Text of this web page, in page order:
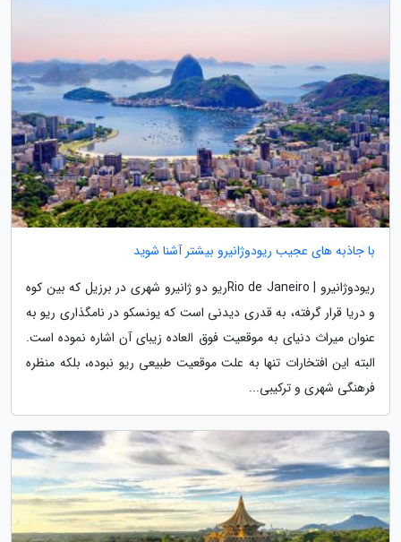
با جاذبه های عجیب ریودوژانیرو بیشتر آشنا شوید
ریودوژانیرو | Rio de Janeiroریو دو ژانیرو شهری در برزیل که بین کوه
و دریا قرار گرفته، به قدری دیدنی است که یونسکو در نامگذاری ریو به
عنوان میراث دنیای به موقعیت فوق العاده زیبای آن اشاره نموده است.
البته این افتخارات تنها به علت موقعیت طبیعی ریو نبوده، بلکه منظره
فرهنگی شهری و ترکیبی...